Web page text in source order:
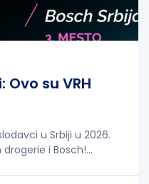
su VRH
u Srbiji u 2026.
i Bosch!...